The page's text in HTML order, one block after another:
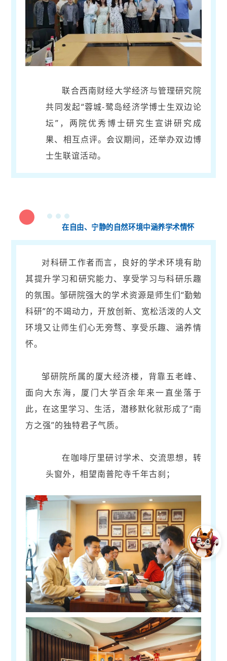
联合西南财经大学经济与管理研究院
共同发起“蓉城-鹭岛经济学博士生双边论
坛”，两院优秀博士研究生宣讲研究成
果、相互点评。会议期间，还举办双边博
士生联谊活动。
在自由、宁静的自然环境中涵养学术情怀
对科研工作者而言，良好的学术环境有助
其提升学习和研究能力、享受学习与科研乐趣
的氛围。邹研院强大的学术资源是师生们“勤勉
科研”的不竭动力，开放创新、宽松活泼的人文
环境又让师生们心无旁骛、享受乐趣、涵养情
怀。
邹研院所属的厦大经济楼，背靠五老峰、
面向大东海，厦门大学百余年来一直坐落于
此，在这里学习、生活，潜移默化就形成了“南
方之强”的独特君子气质。
在咖啡厅里研讨学术、交流思想，转
头窗外，相望南普陀寺千年古刹；